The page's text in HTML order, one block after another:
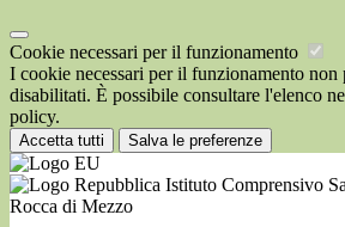
Cookie necessari per il funzionamento
I cookie necessari per il funzionamento non
disabilitati. È possibile consultare l'elenco
policy.
Accetta tutti Salva le preferenze
Istituto Comprensivo
Rocca di Mezzo